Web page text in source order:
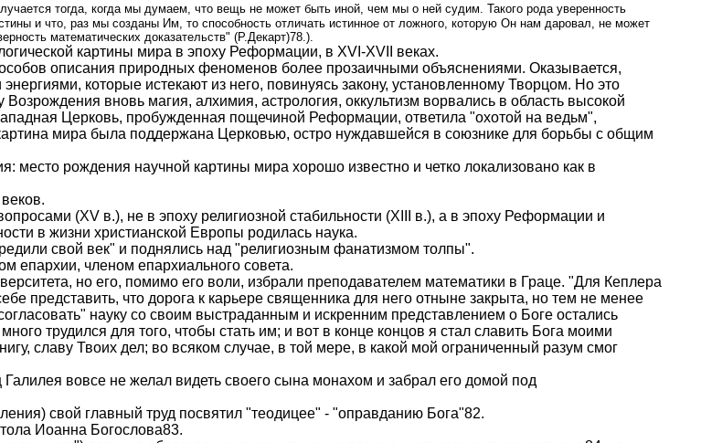
тогда, когда мы думаем, что вещь не может быть иной, чем мы о ней судим. Такого рода уверенность
и что, раз мы созданы Им, то способность отличать истинное от ложного, которую Он нам даровал, не может
математических доказательств" (Р.Декарт)78.).
картины мира в эпоху Реформации, в XVI-XVII веках.
описания природных феноменов более прозаичными объяснениями. Оказывается,
которые истекают из него, повинуясь закону, установленному Творцом. Но это
вновь магия, алхимия, астрология, оккультизм ворвались в область высокой
Церковь, пробужденная пощечиной Реформации, ответила "охотой на ведьм",
мира была поддержана Церковью, остро нуждавшейся в союзнике для борьбы с общим
рождения научной картины мира хорошо известно и четко локализовано как в
(XV в.), не в эпоху религиозной стабильности (XIII в.), а в эпоху Реформации и
в жизни христианской Европы родилась наука.
свой век" и поднялись над "религиозным фанатизмом толпы".
епархии, членом епархиального совета.
но его, помимо его воли, избрали преподавателем математики в Граце. "Для Кеплера
представить, что дорога к карьере священника для него отныне закрыта, но тем не менее
науку со своим выстраданным и искренним представлением о Боге остались
трудился для того, чтобы стать им; и вот в конце концов я стал славить Бога моими
славу Твоих дел; во всяком случае, в той мере, в какой мой ограниченный разум смог
вовсе не желал видеть своего сына монахом и забрал его домой под
свой главный труд посвятил "теодицее" - "оправданию Бога"82.
Иоанна Богослова83.